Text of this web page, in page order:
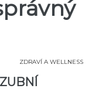
ZDRAVÍ A WELLNESS